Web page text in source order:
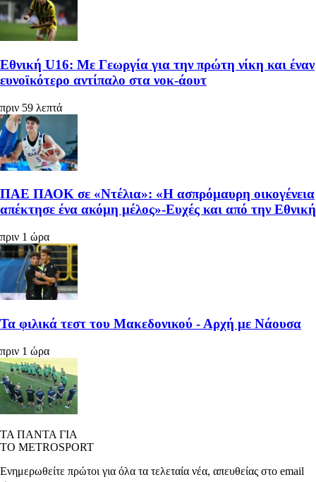
Εθνική U16: Με Γεωργία για την πρώτη νίκη και έναν
ευνοϊκότερο αντίπαλο στα νοκ-άουτ
πριν 59 λεπτά
ΠΑΕ ΠΑΟΚ σε «Ντέλια»: «Η ασπρόμαυρη οικογένεια
απέκτησε ένα ακόμη μέλος»-Ευχές και από την Εθνική
πριν 1 ώρα
Τα φιλικά τεστ του Μακεδονικού - Αρχή με Νάουσα
πριν 1 ώρα
ΤΑ ΠΑΝΤΑ ΓΙΑ
ΤΟ METROSPORT
Ενημερωθείτε πρώτοι για όλα τα τελεταία νέα, απευθείας στο email